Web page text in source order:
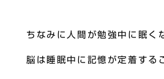
ちなみに人間が勉強中に眠く
脳は睡眠中に記憶が定着する